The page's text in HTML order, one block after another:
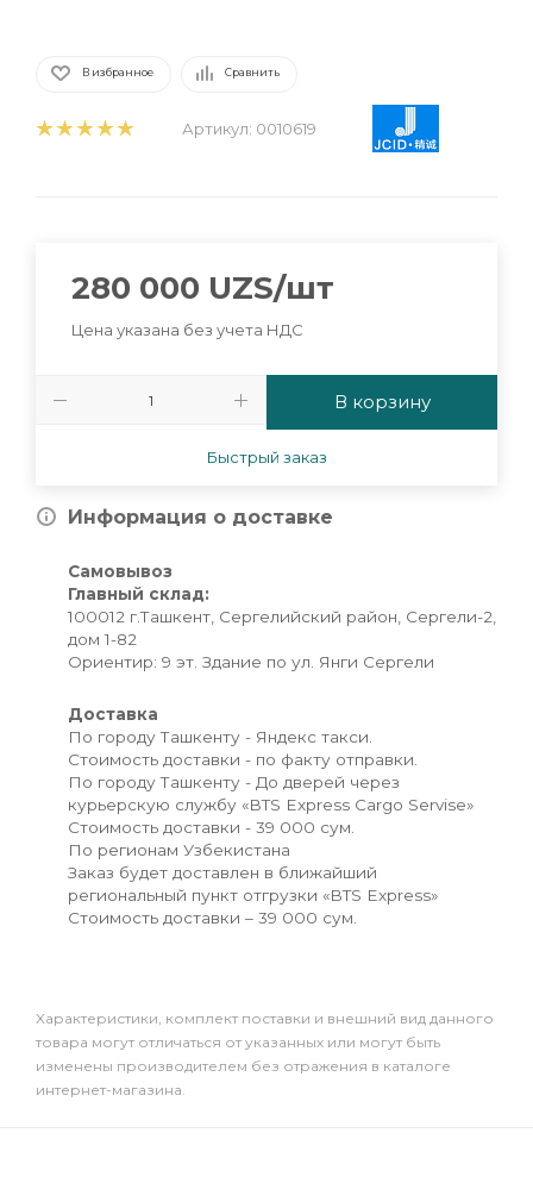
В избранное Сравнить
Артикул: 0010619
280 000 UZS/шт
Цена указана без учета НДС
В корзину
Быстрый заказ
Информация о доставке
Самовывоз
Главный склад:
100012 г.Ташкент, Сергелийский район, Сергели-2,
дом 1-82
Ориентир: 9 эт. Здание по ул. Янги Сергели
Доставка
По городу Ташкенту - Яндекс такси.
Стоимость доставки - по факту отправки.
По городу Ташкенту - До дверей через
курьерскую службу «BTS Express Cargo Servise»
Стоимость доставки - 39 000 сум.
По регионам Узбекистана
Заказ будет доставлен в ближайший
региональный пункт отгрузки «BTS Express»
Стоимость доставки – 39 000 сум.
Xарактеристики, комплект поставки и внешний вид данного
товара могут отличаться от указанных или могут быть
изменены производителем без отражения в каталоге
интернет-магазина.